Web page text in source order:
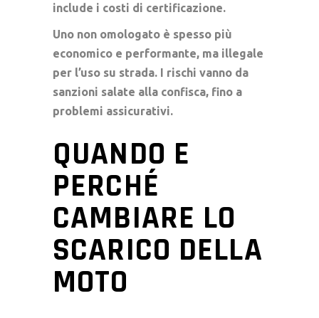
include i costi di certificazione.
Uno non omologato è spesso più
economico e performante, ma illegale
per l’uso su strada. I rischi vanno da
sanzioni salate alla confisca, fino a
problemi assicurativi.
QUANDO E
PERCHÉ
CAMBIARE LO
SCARICO DELLA
MOTO